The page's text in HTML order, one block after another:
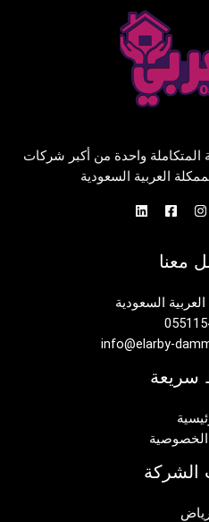
المتكاملة واحدة من أكبر شركات
العربية السعودية
معنا
السعودية
info@elarby-
سريعة
الشركة